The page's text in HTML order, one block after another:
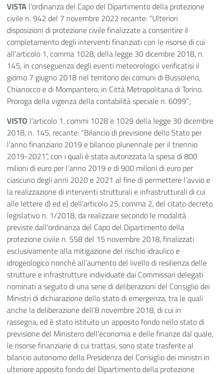
VISTA l’ordinanza del Capo del Dipartimento della protezione
civile n. 942 del 7 novembre 2022 recante: “Ulteriori
disposizioni di protezione civile finalizzate a consentire il
completamento degli interventi finanziati con le risorse di cui
all'articolo 1, comma 1028, della legge 30 dicembre 2018, n.
145, in conseguenza degli eventi meteorologici verificatisi il
giorno 7 giugno 2018 nel territorio dei comuni di Bussoleno,
Chianocco e di Mompantero, in Città Metropolitana di Torino.
Proroga della vigenza della contabilità speciale n. 6099”;
VISTO l’articolo 1, commi 1028 e 1029 della legge 30 dicembre
2018, n. 145, recante: “Bilancio di previsione dello Stato per
l'anno finanziario 2019 e bilancio pluriennale per il triennio
2019-2021”, con i quali è stata autorizzata la spesa di 800
milioni di euro per l’anno 2019 e di 900 milioni di euro per
ciascuno degli anni 2020 e 2021 al fine di permettere l’avvio e
la realizzazione di interventi strutturali e infrastrutturali di cui
alle lettere d) ed e) dell’articolo 25, comma 2, del citato decreto
legislativo n. 1/2018, da realizzare secondo le modalità
previste dall'ordinanza del Capo del Dipartimento della
protezione civile n. 558 del 15 novembre 2018, finalizzati
esclusivamente alla mitigazione del rischio idraulico e
idrogeologico nonché all’aumento del livello di resilienza delle
strutture e infrastrutture individuate dai Commissari delegati
nominati a seguito di una serie di deliberazioni del Consiglio dei
Ministri di dichiarazione dello stato di emergenza, tra le quali
anche la deliberazione dell’8 novembre 2018, di cui in
rassegna, ed è stato istituito un apposito fondo nello stato di
previsione del Ministero dell’economia e delle finanze dal quale,
le risorse finanziarie di cui trattasi, sono state trasferite al
bilancio autonomo della Presidenza del Consiglio dei ministri in
ulteriore apposito fondo del Dipartimento della protezione